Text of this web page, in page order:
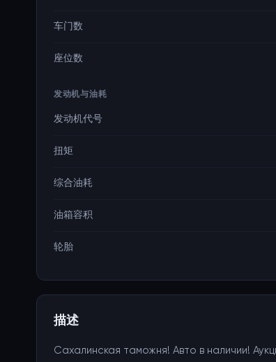
车门数
座位数
发动机与油耗
发动机代号
扭矩
综合油耗
油箱容积
轮胎
描述
Сахалинская таможня! Авто в наличии!